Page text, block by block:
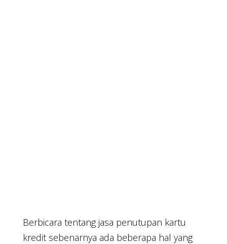
Berbicara tentang jasa penutupan kartu
kredit sebenarnya ada beberapa hal yang